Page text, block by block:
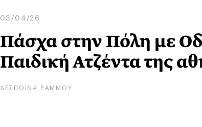
03/04/26
Πάσχα στην Πόλη με
Παιδική Ατζέντα της
ΔΕΣΠΟΙΝΑ ΡΑΜΜΟΥ